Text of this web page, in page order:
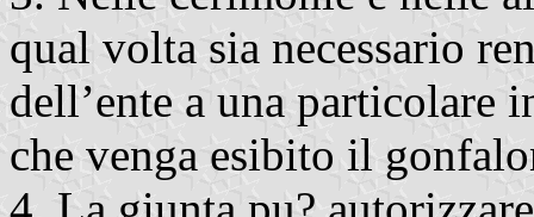
qual volta sia necessario
dell’ente a una particolare
che venga esibito il